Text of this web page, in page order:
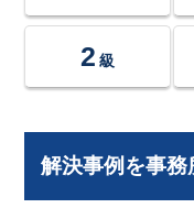
2 級
解決事例を事務